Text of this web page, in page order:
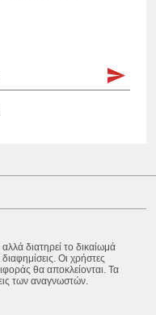
διατηρεί το δικαίωμά
Οι χρήστες
θα αποκλείονται. Τα
των αναγνωστών.